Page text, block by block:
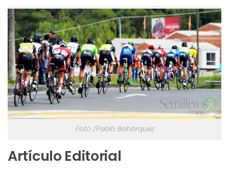
Foto /Pablo Bohórquez
Artículo Editorial